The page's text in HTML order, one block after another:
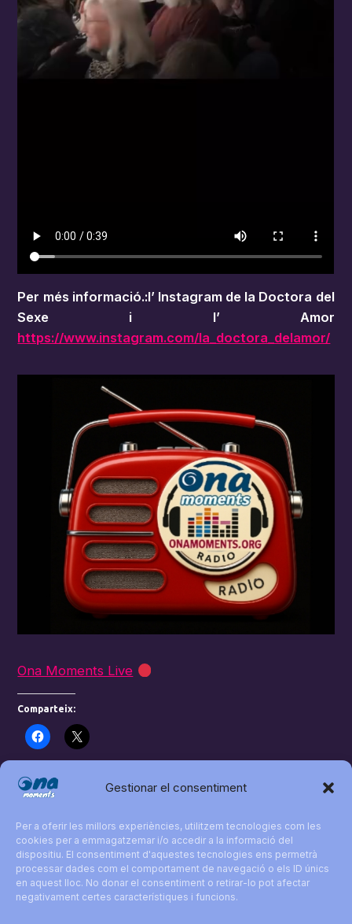
Gestionar el consentiment
Per a oferir les millors experiències, utilitzem tecnologies com les
cookies per a emmagatzemar i/o accedir a la informació del
dispositiu. El consentiment d'aquestes tecnologies ens permetrà
processar dades com el comportament de navegació o els ID únics
en aquest lloc. No donar el consentiment o retirar-lo pot afectar
negativament certes característiques i funcions.
Per més informació.:l’ Instagram de la Doctora del
Sexe i l’ Amor
https://www.instagram.com/la_doctora_delamor/
Ona Moments Live
Comparteix:
«De tú a tú 10 10 2025” De RàdioTrinijove a
onamoments.org